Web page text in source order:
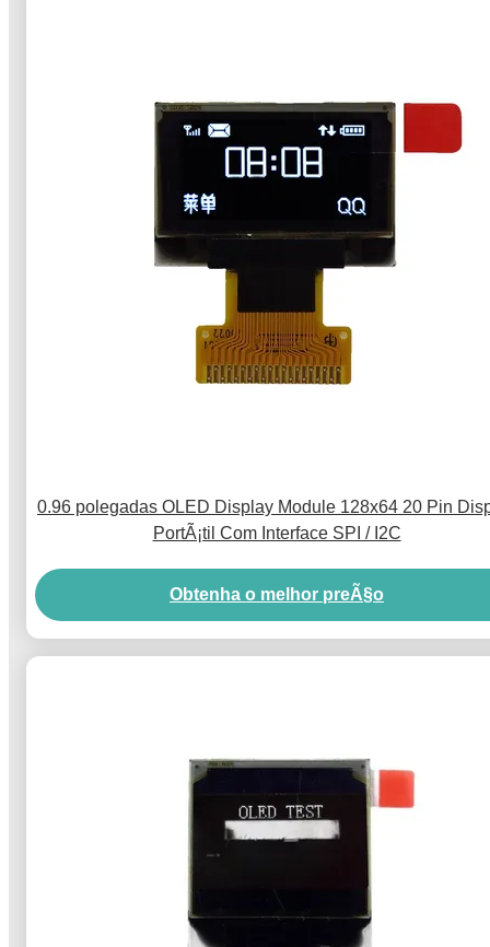
0.96 polegadas OLED Display Module 128x64 20 Pin
PortÃ¡til Com Interface SPI / I2C
Obtenha o melhor preÃ§o